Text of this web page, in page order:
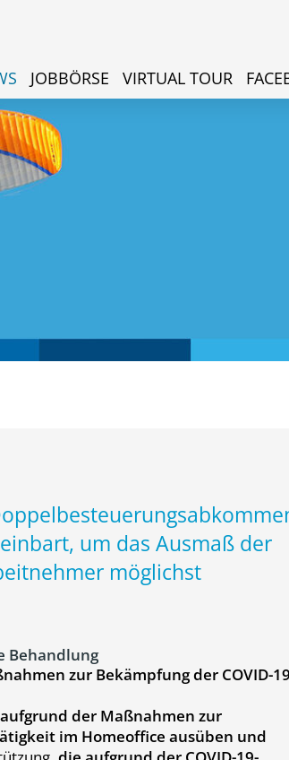
JOBBÖRSE VIRTUAL TOUR
um das Ausmaß der
möglichst
Behandlung
zur Bekämpfung der COVID-19
der Maßnahmen zur
im Homeoffice ausüben und